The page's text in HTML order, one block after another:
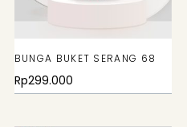
BUNGA BUKET SERANG 68
Rp299.000